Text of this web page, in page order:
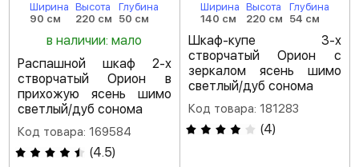
Ширина
90 см
Высота
220 см
Глубина
50 см
в наличии: мало
Распашной шкаф 2-х
створчатый Орион в
прихожую ясень шимо
светлый/дуб сонома
Код товара: 169584
(4.5)
Ширина
140 см
Высота
220 см
Глубина
54 см
Шкаф-купе 3-х
створчатый Орион с
зеркалом ясень шимо
светлый/дуб сонома
Код товара: 181283
(4)